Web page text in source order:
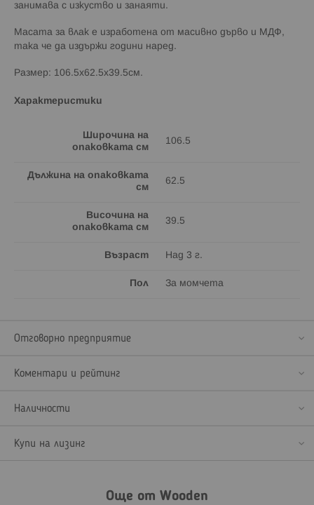
занимава с изкуство и занаяти.
Масата за влак е изработена от масивно дърво и МДФ,
така че да издържи години наред.
Размер: 106.5x62.5x39.5см.
Характеристики
Широчина на
опаковката см
106.5
Дължина на опаковката
см
62.5
Височина на
опаковката см
39.5
Възраст Над 3 г.
Пол За момчета
Отговорно предприятие
Коментари и рейтинг
Наличности
Купи на лизинг
Още от Wooden